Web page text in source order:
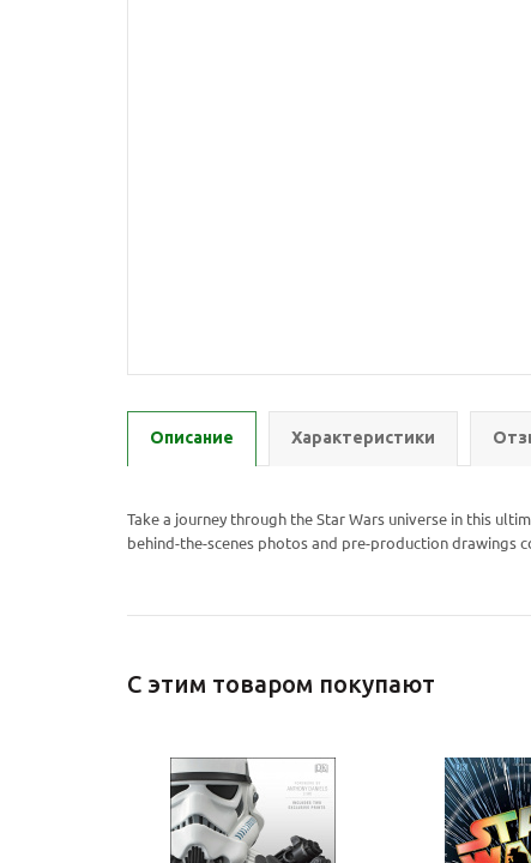
Описание Характеристики
Take a journey through the Star Wars universe in this
behind-the-scenes photos and pre-production drawings
С этим товаром покупают